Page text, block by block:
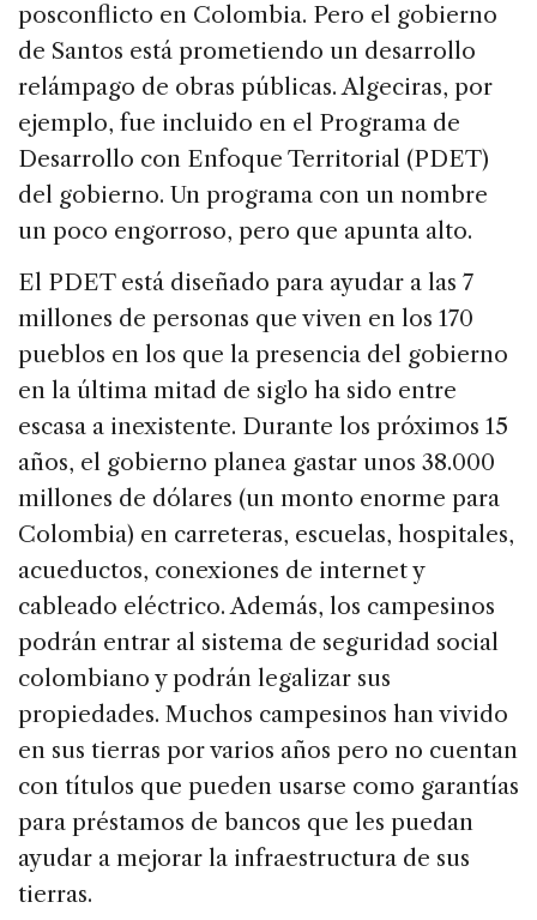
posconflicto en Colombia. Pero el gobierno
de Santos está prometiendo un desarrollo
relámpago de obras públicas. Algeciras, por
ejemplo, fue incluido en el Programa de
Desarrollo con Enfoque Territorial (PDET)
del gobierno. Un programa con un nombre
un poco engorroso, pero que apunta alto.
El PDET está diseñado para ayudar a las 7
millones de personas que viven en los 170
pueblos en los que la presencia del gobierno
en la última mitad de siglo ha sido entre
escasa a inexistente. Durante los próximos 15
años, el gobierno planea gastar unos 38.000
millones de dólares (un monto enorme para
Colombia) en carreteras, escuelas, hospitales,
acueductos, conexiones de internet y
cableado eléctrico. Además, los campesinos
podrán entrar al sistema de seguridad social
colombiano y podrán legalizar sus
propiedades. Muchos campesinos han vivido
en sus tierras por varios años pero no cuentan
con títulos que pueden usarse como garantías
para préstamos de bancos que les puedan
ayudar a mejorar la infraestructura de sus
tierras.